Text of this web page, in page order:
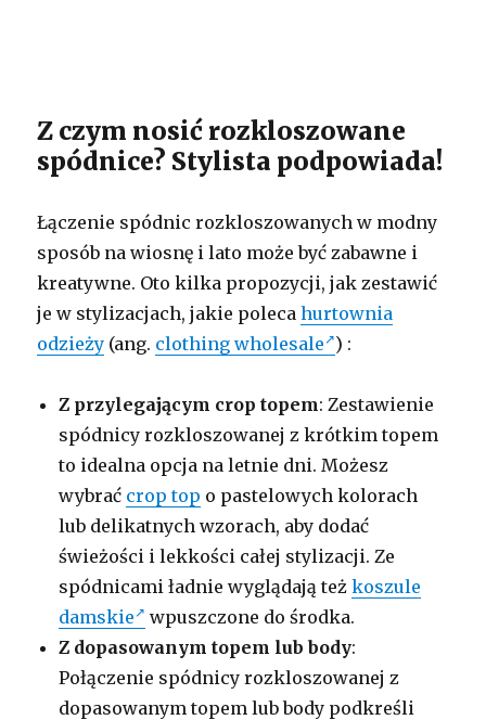
Z czym nosić rozkloszowane
spódnice? Stylista podpowiada!
Łączenie spódnic rozkloszowanych w modny
sposób na wiosnę i lato może być zabawne i
kreatywne. Oto kilka propozycji, jak zestawić
je w stylizacjach, jakie polecahurtownia
odzieży (ang. clothing wholesale ) :
Z przylegającym crop topem: Zestawienie
spódnicy rozkloszowanej z krótkim topem
to idealna opcja na letnie dni. Możesz
wybrać crop top o pastelowych kolorach
lub delikatnych wzorach, aby dodać
świeżości i lekkości całej stylizacji. Ze
spódnicami ładnie wyglądają teżkoszule
damskie
wpuszczone do środka.
Z dopasowanym topem lub body:
Połączenie spódnicy rozkloszowanej z
dopasowanym topem lub body podkreśli